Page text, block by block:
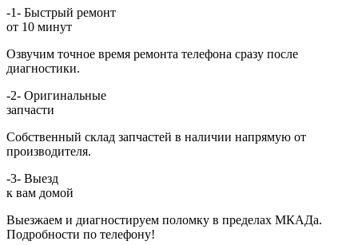
-1- Быстрый ремонт
от 10 минут
Озвучим точное время ремонта телефона сразу после
диагностики.
-2- Оригинальные
запчасти
Собственный склад запчастей в наличии напрямую от
производителя.
-3- Выезд
к вам домой
Выезжаем и диагностируем поломку в пределах МКАДа.
Подробности по телефону!